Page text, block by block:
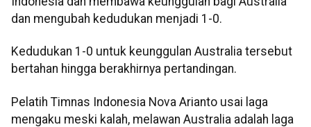
dan mengubah kedudukan menjadi 1-0.
Kedudukan 1-0 untuk keunggulan Australia tersebut
bertahan hingga berakhirnya pertandingan.
Pelatih Timnas Indonesia Nova Arianto usai laga
mengaku meski kalah, melawan Australia adalah laga